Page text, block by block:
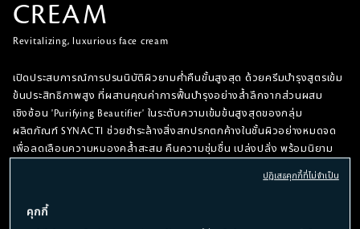
CREAM
Revitalizing, luxurious face cream
เปิดประสบการณ์การปรนนิบัติผิวยามค่ำคืนขั้นสูงสุด ด้วยครีมบำรุงสูตรเข้ม
ข้นประสิทธิภาพสูง ที่ผสานคุณค่าการฟื้นบำรุงอย่างล้ำลึกจากส่วนผสม
เชิงซ้อน 'Purifying Beautifier' ในระดับความเข้มข้นสูงสุดของกลุ่ม
ผลิตภัณฑ์ SYNACTI ช่วยชำระล้างสิ่งสกปรกตกค้างในชั้นผิวอย่างหมดจด
เพื่อลดเลือนความหมองคล้ำสะสม คืนความชุ่มชื่น เปล่งปลั่ง พร้อมนิยาม
คุกกี้
ปฏิเสธคุกกี้ที่ไม่จำเป็น